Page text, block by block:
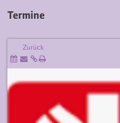
Termine
Zurück